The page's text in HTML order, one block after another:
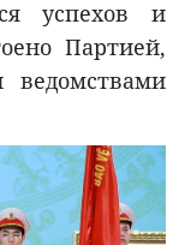
успехов и
Партией,
ведомствами